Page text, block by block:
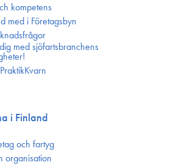
kompetens
med i Företagsbyn
med sjöfartsbranchens
i Finland
och fartyg
organisation